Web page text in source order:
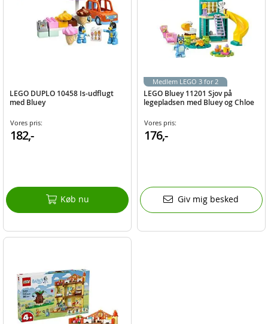
LEGO DUPLO 10458 Is-udflugt
med Bluey
Vores pris:
182,-
Køb nu
LEGO Bluey 11201 Sjov på
legepladsen med Bluey og Chloe
Vores pris:
176,-
Giv mig besked
Medlem LEGO 3 for 2